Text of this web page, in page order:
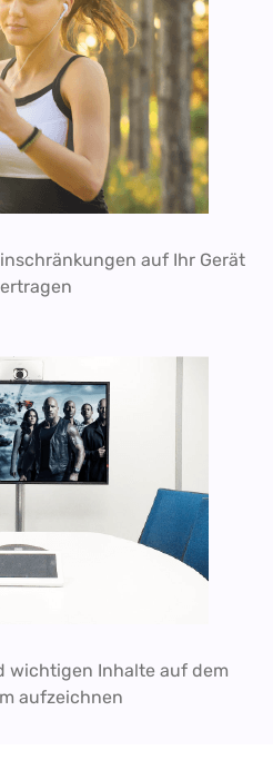
auf Ihr Gerät
wichtigen Inhalte auf dem
aufzeichnen